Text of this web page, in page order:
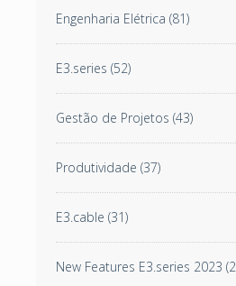
Engenharia Elétrica (81)
E3.series (52)
Gestão de Projetos (43)
Produtividade (37)
E3.cable (31)
New Features E3.series 2023